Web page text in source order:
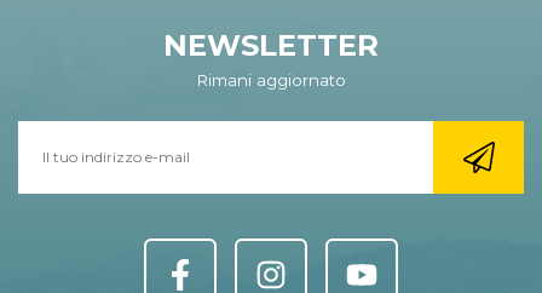
NEWSLETTER
Rimani aggiornato